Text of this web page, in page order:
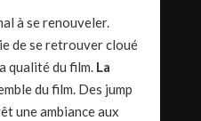
à se renouveler.
de se retrouver cloué
qualité du film. La
du film. Des jump
une ambiance aux